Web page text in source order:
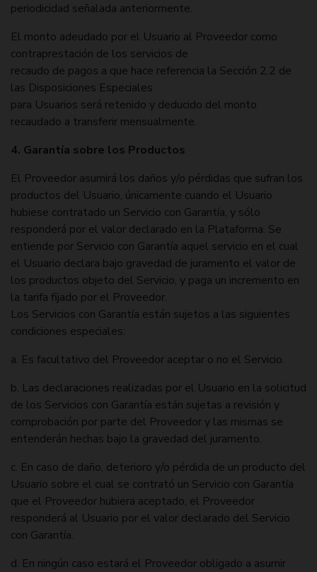
periodicidad señalada anteriormente.
El monto adeudado por el Usuario al Proveedor como
contraprestación de los servicios de
recaudo de pagos a que hace referencia la Sección 2.2 de
las Disposiciones Especiales
para Usuarios será retenido y deducido del monto
recaudado a transferir mensualmente.
4. Garantía sobre los Productos
El Proveedor asumirá los daños y/o pérdidas que sufran los
productos del Usuario, únicamente cuando el Usuario
hubiese contratado un Servicio con Garantía, y sólo
responderá por el valor declarado en la Plataforma. Se
entiende por Servicio con Garantía aquel servicio en el cual
el Usuario declara bajo gravedad de juramento el valor de
los productos objeto del Servicio, y paga un incremento en
la tarifa fijado por el Proveedor.
Los Servicios con Garantía están sujetos a las siguientes
condiciones especiales:
a. Es facultativo del Proveedor aceptar o no el Servicio.
b. Las declaraciones realizadas por el Usuario en la solicitud
de los Servicios con Garantía están sujetas a revisión y
comprobación por parte del Proveedor y las mismas se
entenderán hechas bajo la gravedad del juramento.
c. En caso de daño, deterioro y/o pérdida de un producto del
Usuario sobre el cual se contrató un Servicio con Garantía
que el Proveedor hubiera aceptado, el Proveedor
responderá al Usuario por el valor declarado del Servicio
con Garantía.
d. En ningún caso estará el Proveedor obligado a asumir